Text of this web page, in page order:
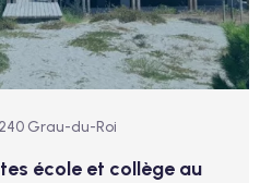
Grau-du-Roi
école et collège au